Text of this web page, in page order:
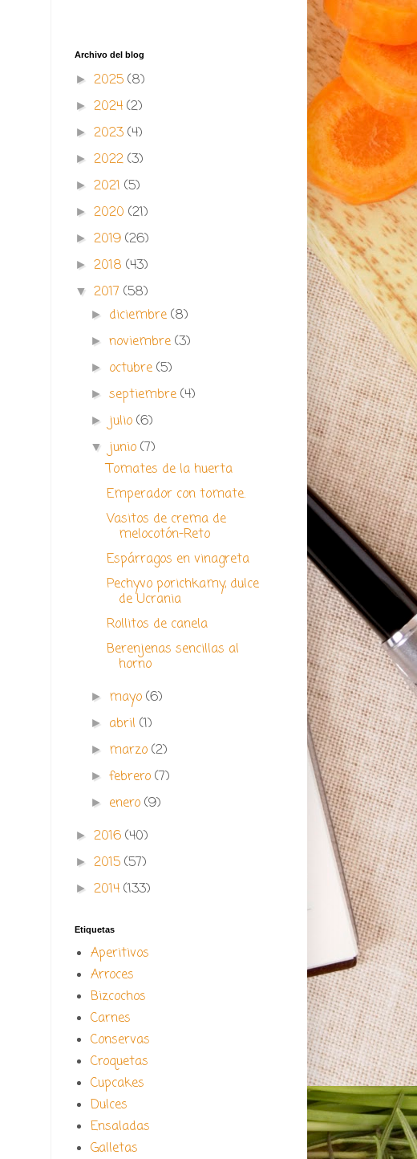
Archivo del blog
► 2025 (8)
► 2024 (2)
► 2023 (4)
► 2022 (3)
► 2021 (5)
► 2020 (21)
► 2019 (26)
► 2018 (43)
▼ 2017 (58)
► diciembre(8)
►noviembre(3)
► octubre(5)
►septiembre(4)
► julio(6)
▼ junio(7)
Tomates de la huerta
Emperador con tomate.
Vasitos de crema de
melocotón-Reto
Espárragos en vinagreta
Pechyvo porichkamy, dulce
de Ucrania
Rollitos de canela
Berenjenas sencillas al
horno
► mayo(6)
► abril(1)
► marzo(2)
►febrero(7)
► enero(9)
► 2016 (40)
► 2015 (57)
► 2014 (133)
Etiquetas
Aperitivos
Arroces
Bizcochos
Carnes
Conservas
Croquetas
Cupcakes
Dulces
Ensaladas
Galletas